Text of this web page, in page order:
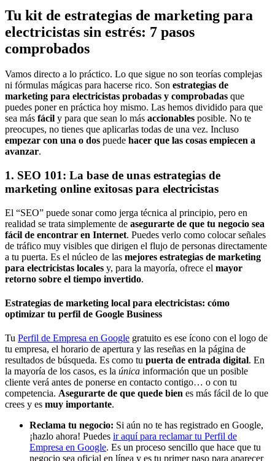
Tu kit de estrategias de marketing para
electricistas sin estrés: 7 pasos
comprobados
Vamos directo a lo práctico. Lo que sigue no son teorías complejas
ni fórmulas mágicas para hacerse rico. Son estrategias de
marketing para electricistas probadas y comprobadas que
puedes poner en práctica hoy mismo. Las hemos dividido para que
sea más fácil y para que sean lo más accionables posible. No te
preocupes, no tienes que aplicarlas todas de una vez. Incluso
empezar con una o dos puede hacer que las cosas empiecen a
avanzar.
1. SEO 101: La base de unas estrategias de
marketing online exitosas para electricistas
El “SEO” puede sonar como jerga técnica al principio, pero en
realidad se trata simplemente de asegurarte de que tu negocio sea
fácil de encontrar en Internet. Puedes verlo como colocar señales
de tráfico muy visibles que dirigen el flujo de personas directamente
a tu puerta. Es el núcleo de las mejores estrategias de marketing
para electricistas locales y, para la mayoría, ofrece el mayor
retorno sobre el tiempo invertido.
Estrategias de marketing local para electricistas: cómo
optimizar tu perfil de Google Business
Tu Perfil de Empresa en Google gratuito es ese ícono con el logo de
tu empresa, el horario de apertura y las reseñas en la página de
resultados de búsqueda. Es como tu puerta de entrada digital. En
la mayoría de los casos, es la única información que un posible
cliente verá antes de ponerse en contacto contigo… o con tu
competencia. Asegurarte de que quede bien es más fácil de lo que
crees y es muy importante.
Reclama tu negocio: Si aún no te has registrado en Google,
¡hazlo ahora! Puedes ir aquí para reclamar tu Perfil de
Empresa en Google. Es un proceso sencillo que hace que tu
negocio sea oficial en línea y es tu primer paso para aparecer